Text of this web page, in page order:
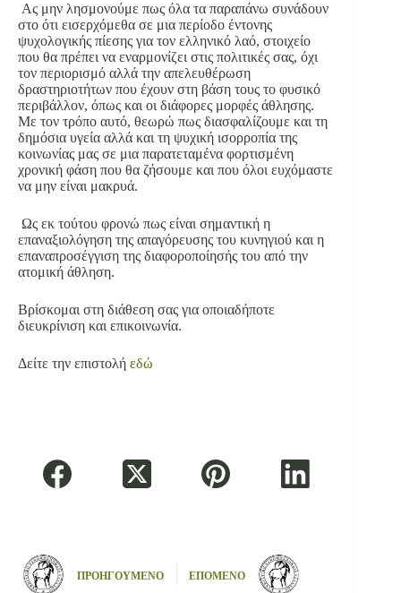
Ας μην λησμονούμε πως όλα τα παραπάνω συνάδουν
στο ότι εισερχόμεθα σε μια περίοδο έντονης
ψυχολογικής πίεσης για τον ελληνικό λαό, στοιχείο
που θα πρέπει να εναρμονίζει στις πολιτικές σας, όχι
τον περιορισμό αλλά την απελευθέρωση
δραστηριοτήτων που έχουν στη βάση τους το φυσικό
περιβάλλον, όπως και οι διάφορες μορφές άθλησης.
Με τον τρόπο αυτό, θεωρώ πως διασφαλίζουμε και τη
δημόσια υγεία αλλά και τη ψυχική ισορροπία της
κοινωνίας μας σε μια παρατεταμένα φορτισμένη
χρονική φάση που θα ζήσουμε και που όλοι ευχόμαστε
να μην είναι μακρυά.
Ως εκ τούτου φρονώ πως είναι σημαντική η
επαναξιολόγηση της απαγόρευσης του κυνηγιού και η
επαναπροσέγγιση της διαφοροποίησής του από την
ατομική άθληση.
Βρίσκομαι στη διάθεση σας για οποιαδήποτε
διευκρίνιση και επικοινωνία.
Δείτε την επιστολή εδώ
ΠΡΟΗΓΟΥΜΕΝΟ ΕΠΟΜΕΝΟ